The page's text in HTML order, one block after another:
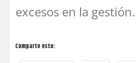
excesos en la gestión.
Comparte esto: